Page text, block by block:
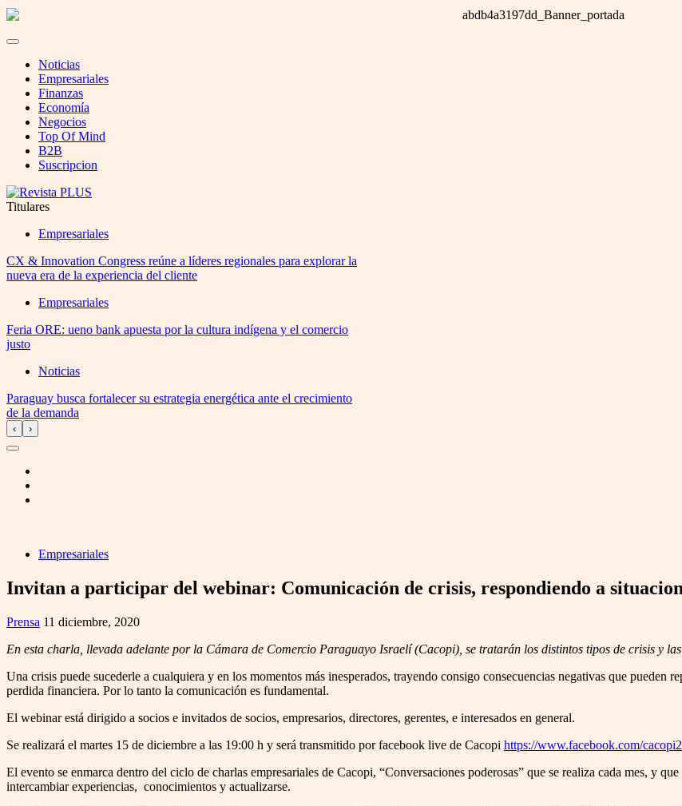
Noticias
Empresariales
Finanzas
Economía
Negocios
Top Of Mind
B2B
Suscripcion
Titulares
Empresariales
CX & Innovation Congress reúne a líderes regionales para explorar la
nueva era de la experiencia del cliente
Empresariales
Feria ORE: ueno bank apuesta por la cultura indígena y el comercio
justo
Noticias
Paraguay busca fortalecer su estrategia energética ante el crecimiento
de la demanda
‹ ›
Empresariales
Invitan a participar del webinar: Comunicación de crisis, respondiendo a
Prensa 11 diciembre, 2020
En esta charla, llevada adelante por la Cámara de Comercio Paraguayo Israelí (Cacopi), se tratarán los distintos tipos de crisis y
Una crisis puede sucederle a cualquiera y en los momentos más inesperados, trayendo consigo consecuencias negativas que pueden
perdida financiera. Por lo tanto la comunicación es fundamental.
El webinar está dirigido a socios e invitados de socios, empresarios, directores, gerentes, e interesados en general.
Se realizará el martes 15 de diciembre a las 19:00 h y será transmitido por facebook live de Cacopi https://www.facebook.com/
El evento se enmarca dentro del ciclo de charlas empresariales de Cacopi, “Conversaciones poderosas” que se realiza cada mes, y
intercambiar experiencias, conocimientos y actualizarse.